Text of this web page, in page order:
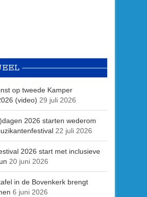
op tweede Kamper
(video) 29 juli 2026
2026 starten wederom
22 juli 2026
2026 start met inclusieve
20 juni 2026
in de Bovenkerk brengt
6 juni 2026